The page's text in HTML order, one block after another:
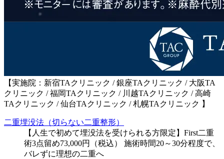
【実施院：新宿TAクリニック / 銀座TAクリニック / 大阪TA
クリニック / 福岡TAクリニック / 川越TAクリニック / 高崎
TAクリニック / 仙台TAクリニック / 札幌TAクリニック 】
二重埋没法（切らない二重整形）
【人生で初めて埋没法を受けられる方限定】First二重
術3点留め73,000円（税込） 施術時間20～30分程度で、
バレずに理想の二重へ